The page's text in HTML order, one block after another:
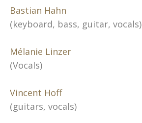
Bastian Hahn
(keyboard, bass, guitar, vocals)
Mélanie Linzer
(Vocals)
Vincent Hoff
(guitars, vocals)